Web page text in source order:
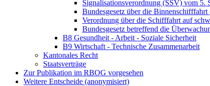
Signalisationsverordnung (SSV) vom 5.
Bundesgesetz über die
Verordnung über die Schifffahrt auf
Bundesgesetz betreffend die
B8 Gesundheit - Arbeit - Soziale Sicherheit
B9 Wirtschaft - Technische Zusammenarbeit
Kantonales Recht
Staatsverträge
Zur Publikation im RBOG vorgesehen
Weitere Entscheide (anonymisiert)